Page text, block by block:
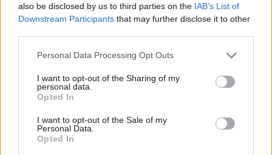
also be disclosed by us to third parties on the IAB’s List of
Downstream Participants that may further disclose it to other
Please note that this website/app uses one or more Google
not limited to your visit or usage behaviour. You may click to
grant or deny consent to Google and its third-party tags to
use your data for below specified purposes in below Google
consent section.
Personal Data Processing Opt Outs
I want to opt-out of the Sharing of my
personal data.
Opted In
I want to opt-out of the Sale of my
Personal Data.
Opted In